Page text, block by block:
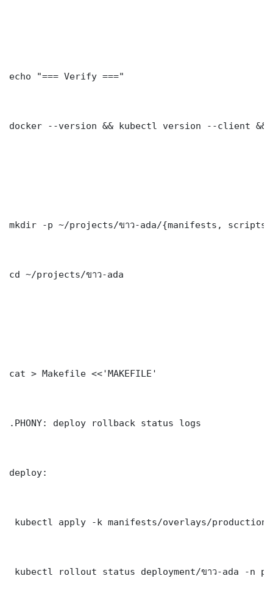
echo "=== Verify ==="
docker --version && kubectl version --client &&
mkdir -p ~/projects/ขาว-ada/{manifests,
cd ~/projects/ขาว-ada
cat > Makefile <<'MAKEFILE'
.PHONY: deploy rollback status logs
deploy:
kubectl apply -k manifests/overlays/production/
kubectl rollout status deployment/ขาว-ada -n